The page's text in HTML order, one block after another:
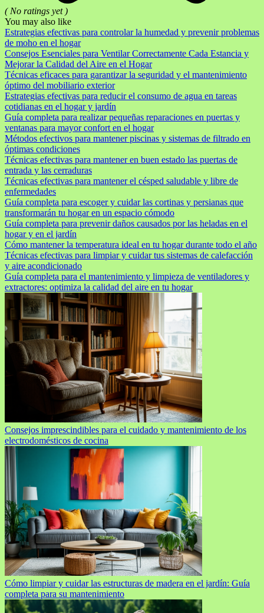
( No ratings yet )
You may also like
Estrategias efectivas para controlar la humedad y prevenir problemas
de moho en el hogar
Consejos Esenciales para Ventilar Correctamente Cada Estancia y
Mejorar la Calidad del Aire en el Hogar
Técnicas eficaces para garantizar la seguridad y el mantenimiento
óptimo del mobiliario exterior
Estrategias efectivas para reducir el consumo de agua en tareas
cotidianas en el hogar y jardín
Guía completa para realizar pequeñas reparaciones en puertas y
ventanas para mayor confort en el hogar
Métodos efectivos para mantener piscinas y sistemas de filtrado en
óptimas condiciones
Técnicas efectivas para mantener en buen estado las puertas de
entrada y las cerraduras
Técnicas efectivas para mantener el césped saludable y libre de
enfermedades
Guía completa para escoger y cuidar las cortinas y persianas que
transformarán tu hogar en un espacio cómodo
Guía completa para prevenir daños causados por las heladas en el
hogar y en el jardín
Cómo mantener la temperatura ideal en tu hogar durante todo el año
Técnicas efectivas para limpiar y cuidar tus sistemas de calefacción
y aire acondicionado
Guía completa para el mantenimiento y limpieza de ventiladores y
extractores: optimiza la calidad del aire en tu hogar
Consejos imprescindibles para el cuidado y mantenimiento de los
electrodomésticos de cocina
Cómo limpiar y cuidar las estructuras de madera en el jardín: Guía
completa para su mantenimiento